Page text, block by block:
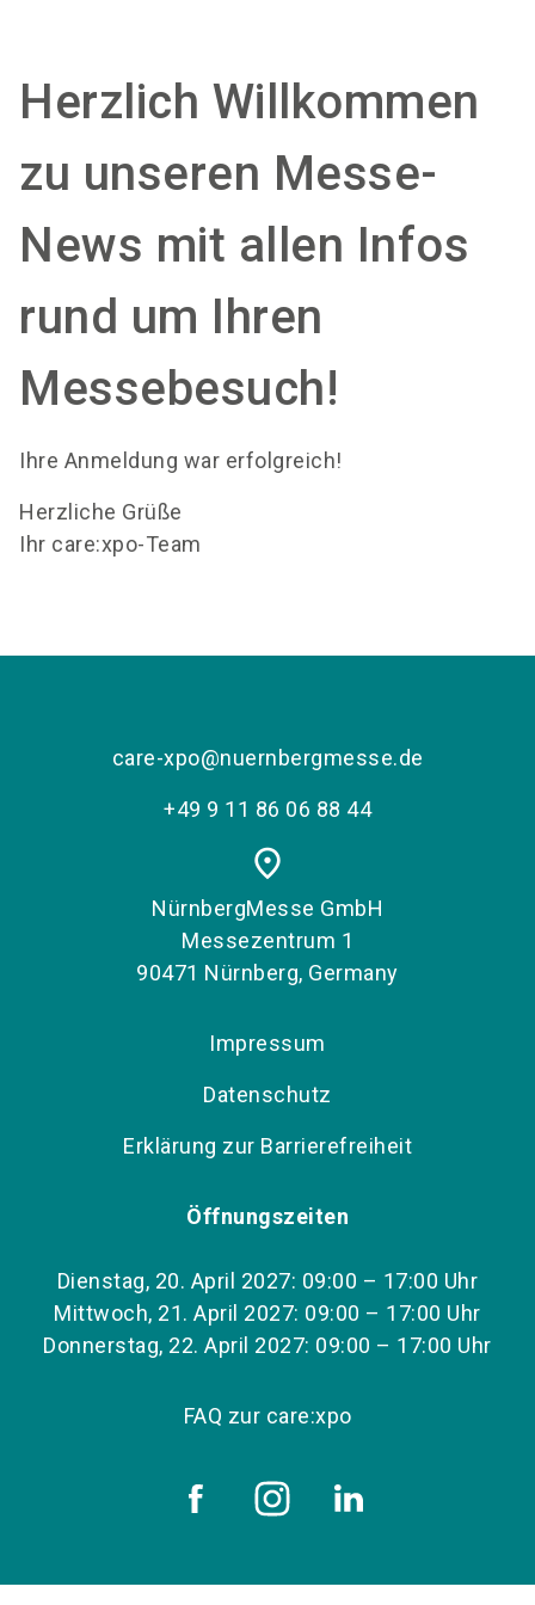
search
Herzlich Willkommen
zu unseren Messe-
News mit allen Infos
rund um Ihren
Messebesuch!
Ihre Anmeldung war erfolgreich!
Herzliche Grüße
Ihr care:xpo-Team
care-xpo@nuernbergmesse.de
+49 9 11 86 06 88 44
place
NürnbergMesse GmbH
Messezentrum 1
90471 Nürnberg, Germany
Impressum
Datenschutz
Erklärung zur Barrierefreiheit
Öffnungszeiten
Dienstag, 20. April 2027: 09:00 – 17:00 Uhr
Mittwoch, 21. April 2027: 09:00 – 17:00 Uhr
Donnerstag, 22. April 2027: 09:00 – 17:00 Uhr
FAQ zur care:xpo